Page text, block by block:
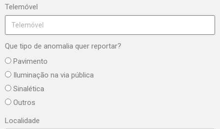
Telemóvel
Que tipo de anomalia quer reportar?
Pavimento
Iluminação na via pública
Sinalética
Outros
Localidade